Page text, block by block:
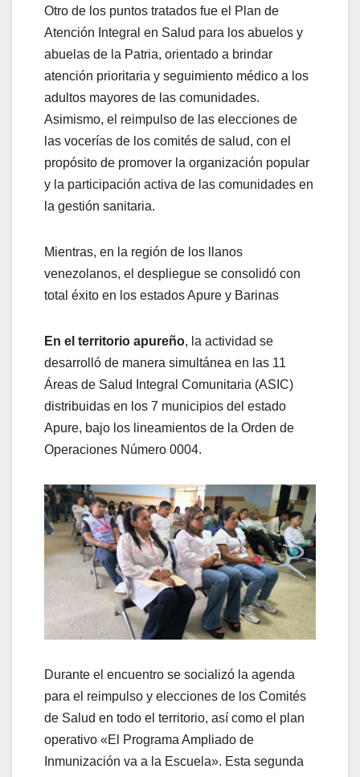
‎Otro de los puntos tratados fue el Plan de
Atención Integral en Salud para los abuelos y
abuelas de la Patria, orientado a brindar
atención prioritaria y seguimiento médico a los
adultos mayores de las comunidades.
Asimismo, el reimpulso de las elecciones de
las vocerías de los comités de salud, con el
propósito de promover la organización popular
y la participación activa de las comunidades en
la gestión sanitaria.
‎Mientras, en la región de los llanos
venezolanos, el despliegue se consolidó con
total éxito en los estados Apure y Barinas
En el territorio apureño, la actividad se
desarrolló de manera simultánea en las 11
Áreas de Salud Integral Comunitaria (ASIC)
distribuidas en los 7 municipios del estado
Apure, bajo los lineamientos de la Orden de
Operaciones Número 0004.
​Durante el encuentro se socializó la agenda
para el reimpulso y elecciones de los Comités
de Salud en todo el territorio, así como el plan
operativo «El Programa Ampliado de
Inmunización va a la Escuela». Esta segunda